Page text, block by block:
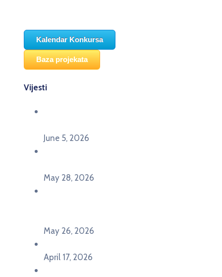
Kalendar Konkursa
Baza projekata
Vijesti
June 5, 2026
May 28, 2026
May 26, 2026
April 17, 2026